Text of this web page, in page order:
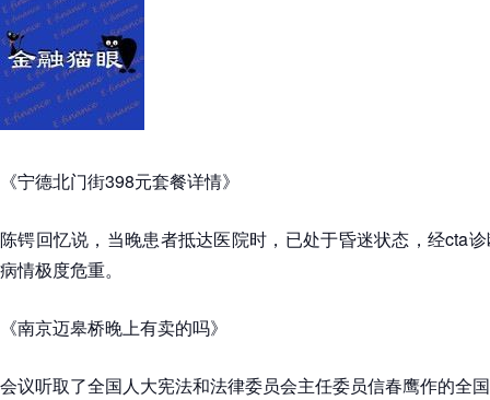
《宁德北门街398元套餐详情》
陈锷回忆说，当晚患者抵达医院时，已处于昏迷状态，经cta
病情极度危重。
《南京迈皋桥晚上有卖的吗》
会议听取了全国人大宪法和法律委员会主任委员信春鹰作的全